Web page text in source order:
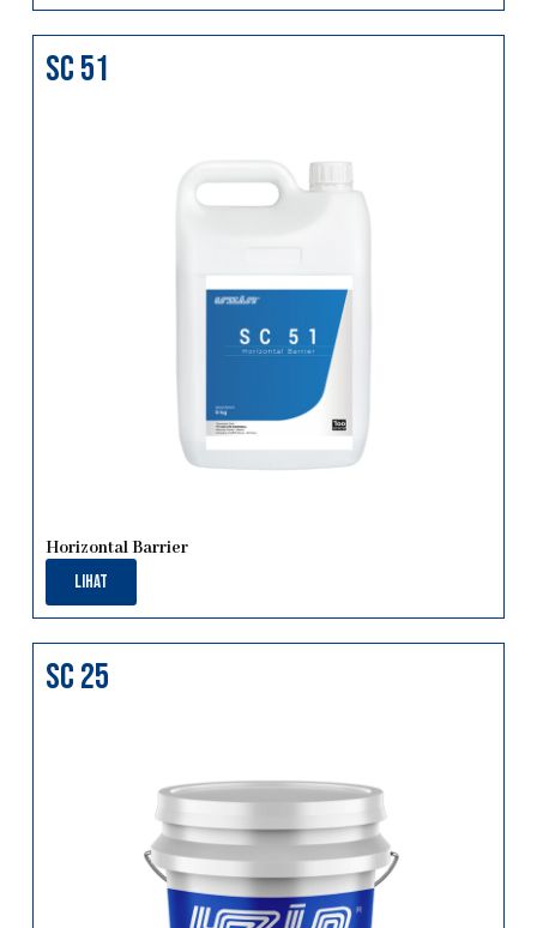
sc 51
Horizontal Barrier
Lihat
sc 25